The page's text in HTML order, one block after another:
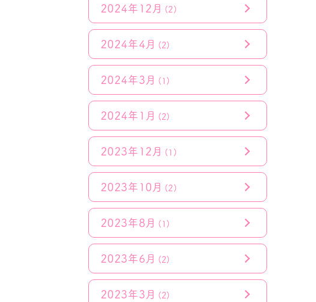
2024年12月 (2)
2024年4月 (2)
2024年3月 (1)
2024年1月 (2)
2023年12月 (1)
2023年10月 (2)
2023年8月 (1)
2023年6月 (2)
2023年3月 (2)